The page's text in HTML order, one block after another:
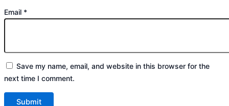
Email *
Save my name, email, and website in this browser for the
next time I comment.